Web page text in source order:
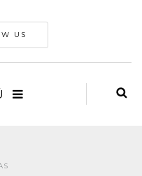
US